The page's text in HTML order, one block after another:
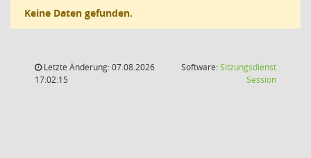
Keine Daten gefunden.
Letzte Änderung: 07.08.2026
17:02:15
Software:Sitzungsdienst
Session(Wird in